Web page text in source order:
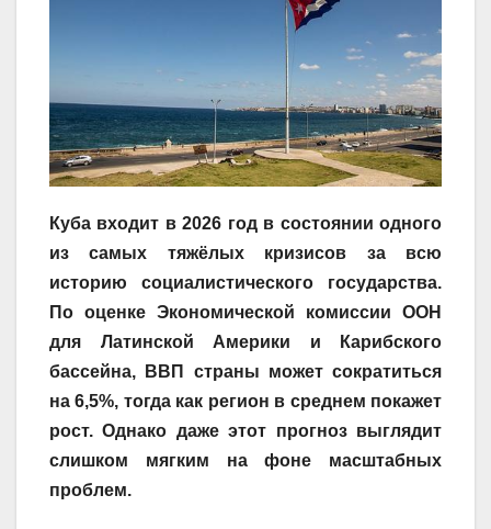
Куба входит в 2026 год в состоянии одного
из самых тяжёлых кризисов за всю
историю социалистического государства.
По оценке Экономической комиссии ООН
для Латинской Америки и Карибского
бассейна, ВВП страны может сократиться
на 6,5%, тогда как регион в среднем покажет
рост. Однако даже этот прогноз выглядит
слишком мягким на фоне масштабных
проблем.